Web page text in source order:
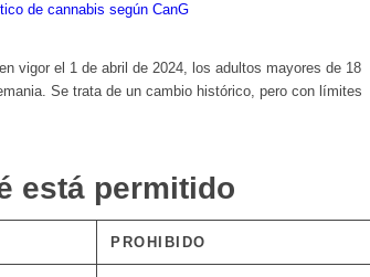
de cannabis según CanG
vigor el 1 de abril de 2024, los adultos mayores de 18
Se trata de un cambio histórico, pero con límites
está permitido
PROHIBIDO